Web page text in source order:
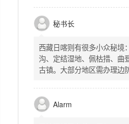
用 Claude 十几个月，终于
20x pro max，再也不求人了
不起早，还是为了省事花更
SSH 用 gost 做
多 Agent。配置麻烦了点，
意 IP 进行 SSH 登录。畅
秘书长
西藏日喀则有很多小众秘境
沟、定结湿地、佩枯措、曲
古镇。大部分地区需办理边